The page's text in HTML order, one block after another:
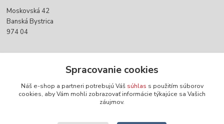
Moskovská 42
Banská Bystrica
974 04
+421 903 152 158
Spracovanie cookies
Náš e-shop a partneri potrebujú Váš súhlas s použitím súborov
cookies, aby Vám mohli zobrazovať informácie týkajúce sa Vašich
záujmov.